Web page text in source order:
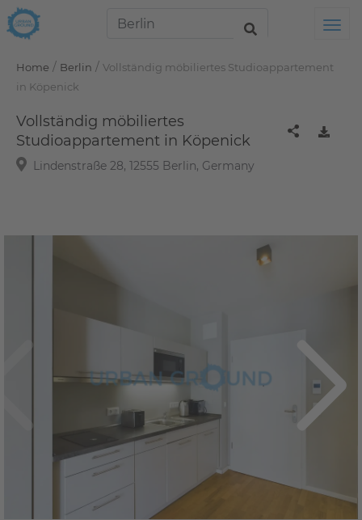
Home / Berlin / Vollständig möbiliertes Studioappartement
in Köpenick
Vollständig möbiliertes
Studioappartement in Köpenick
Lindenstraße 28, 12555 Berlin, Germany